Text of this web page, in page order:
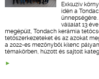
Exkluzív
idén a
vállalat 13
megépült, Tondach kerámia
tetőszerkezeteket és az azokat
a 2022-es mezőnyből kilenc
témakörben, húzott és sajtolt